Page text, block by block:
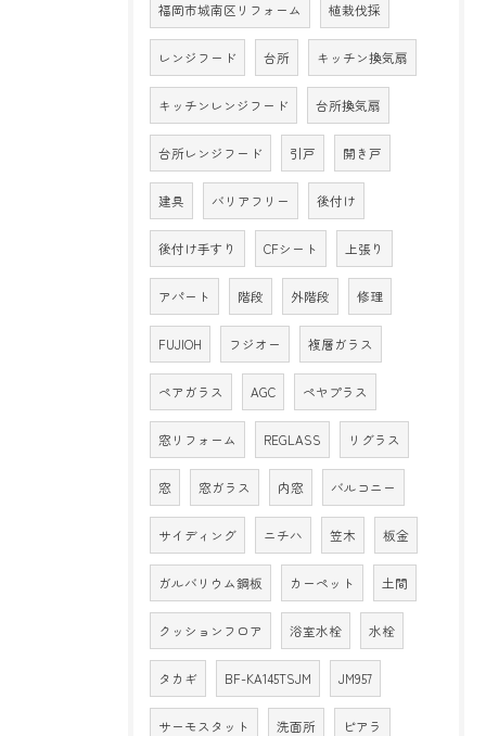
福岡市城南区リフォーム 植栽伐採
レンジフード 台所 キッチン換気扇
キッチンレンジフード 台所換気扇
台所レンジフード 引戸 開き戸
建具 バリアフリー 後付け
後付け手すり CFシート 上張り
アパート 階段 外階段 修理
FUJIOH フジオー 複層ガラス
ペアガラス AGC ペヤプラス
窓リフォーム REGLASS リグラス
窓 窓ガラス 内窓 バルコニー
サイディング ニチハ 笠木 板金
ガルバリウム鋼板 カーペット 土間
クッションフロア 浴室水栓 水栓
タカギ BF-KA145TSJM JM957
サーモスタット 洗面所 ピアラ